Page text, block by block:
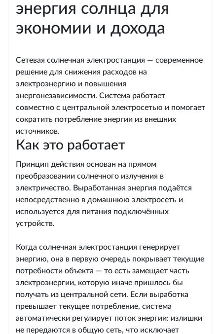
энергия солнца для
экономии и дохода
Сетевая солнечная электростанция — современное
решение для снижения расходов на
электроэнергию и повышения
энергонезависимости. Система работает
совместно с центральной электросетью и помогает
сократить потребление энергии из внешних
источников.
Как это работает
Принцип действия основан на прямом
преобразовании солнечного излучения в
электричество. Выработанная энергия подаётся
непосредственно в домашнюю электросеть и
используется для питания подключённых
устройств.
Когда солнечная электростанция генерирует
энергию, она в первую очередь покрывает текущие
потребности объекта — то есть замещает часть
электроэнергии, которую иначе пришлось бы
получать из центральной сети. Если выработка
превышает текущее потребление, система
автоматически регулирует поток энергии: излишки
не передаются в общую сеть, что исключает